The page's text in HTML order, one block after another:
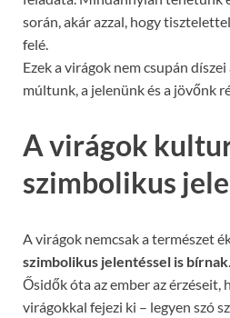
során, akár azzal, hogy
felé.
Ezek a virágok nem csupán
múltunk, a jelenünk és a jövőnk
A virágok
szimbolikus
A virágok nemcsak a természet
szimbolikus jelentéssel is bírnak.
Ősidők óta az ember az
virágokkal fejezi ki – legyen szó